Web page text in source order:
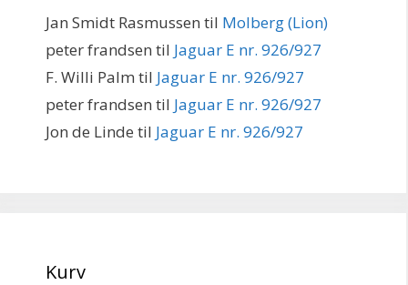
Jan Smidt Rasmussen til Molberg (Lion)
peter frandsen til Jaguar E nr. 926/927
F. Willi Palm til Jaguar E nr. 926/927
peter frandsen til Jaguar E nr. 926/927
Jon de Linde til Jaguar E nr. 926/927
Kurv